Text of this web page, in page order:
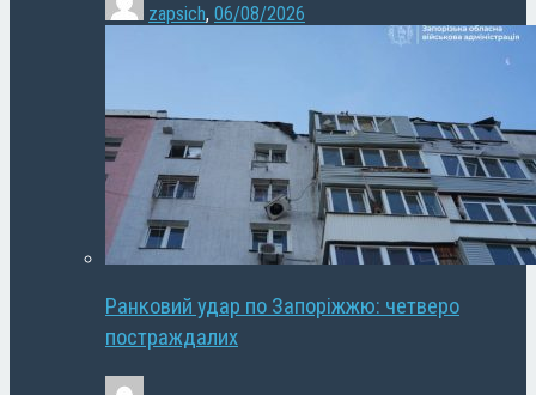
zapsich, 06/08/2026
Ранковий удар по Запоріжжю: четверо
постраждалих